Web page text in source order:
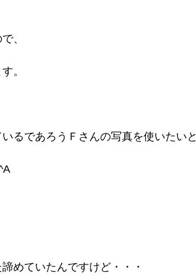
、
。
るであろうＦさんの写真を使いたいと
めていたんですけど・・・